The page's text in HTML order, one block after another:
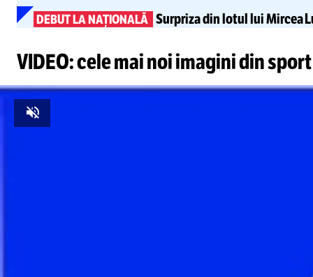
DEBUT LA NAȚIONALĂ Surpriza din lotul lui Mircea
VIDEO: cele mai noi imagini din sport
Unmute